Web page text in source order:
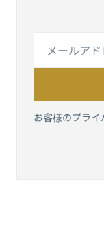
お客様のプラ